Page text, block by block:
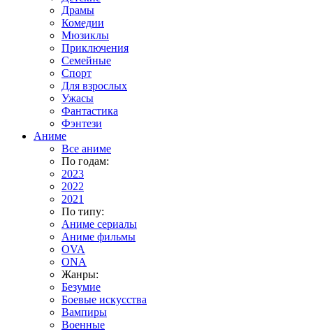
Драмы
Комедии
Мюзиклы
Приключения
Семейные
Спорт
Для взрослых
Ужасы
Фантастика
Фэнтези
Аниме
Все аниме
По годам:
2023
2022
2021
По типу:
Аниме сериалы
Аниме фильмы
OVA
ONA
Жанры:
Безумие
Боевые искусства
Вампиры
Военные